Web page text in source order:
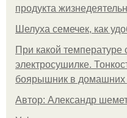
продукта
Шелуха семечек, как
При какой
электросушилке.
боярышник в домашних
Автор: Александр